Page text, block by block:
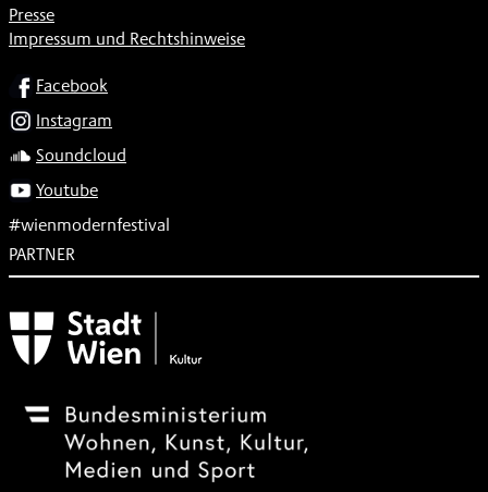
Presse
Impressum und Rechtshinweise
SOCIALFacebook
Instagram
Soundcloud
Youtube
#wienmodernfestival
PARTNER
Subventionsgeber